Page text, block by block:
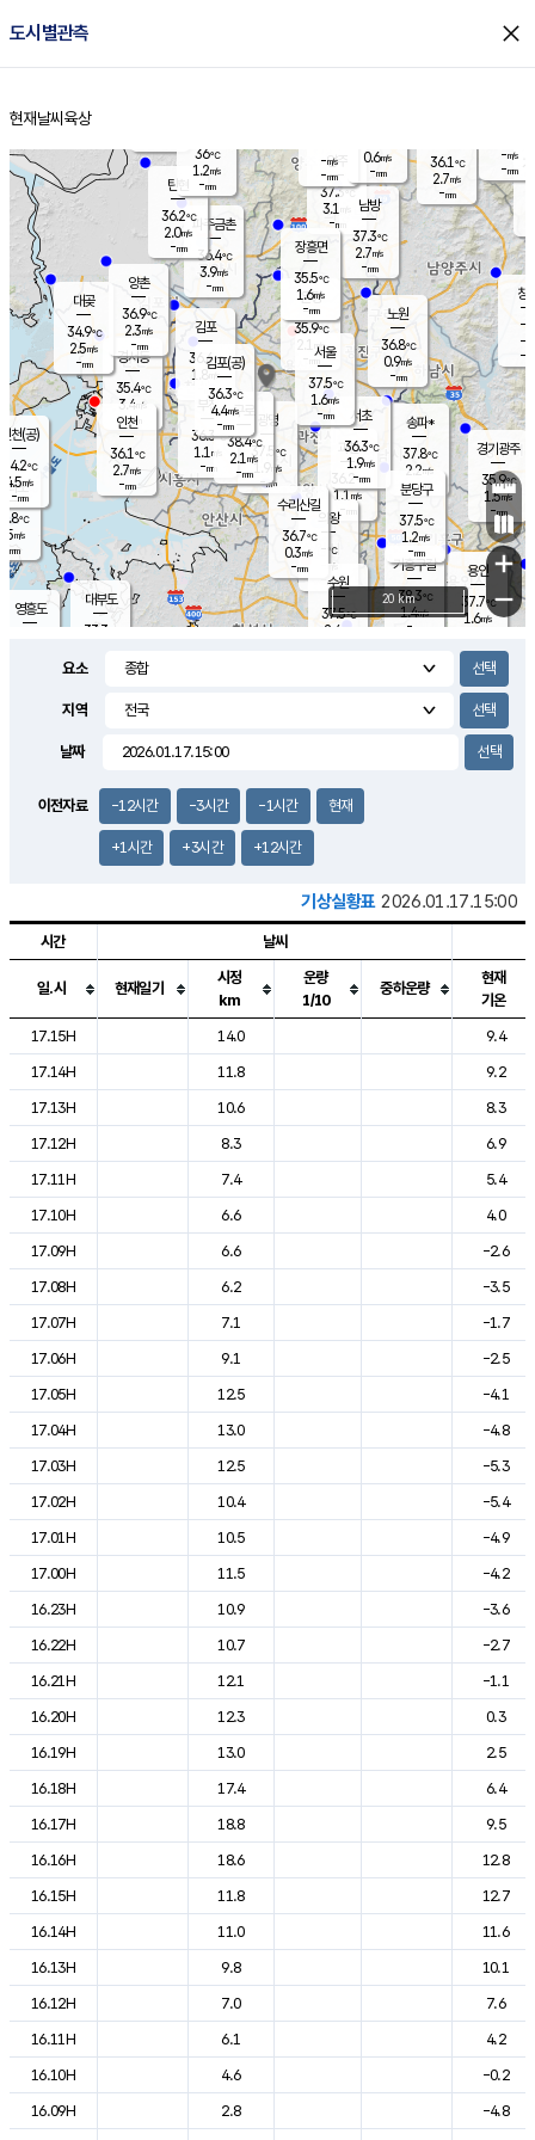
도시별관측 close
홈
현재날씨 육상
의도
℃
m/s
mm
영흥도
양주
37.3℃
3.1
-mm
과천
36.2℃
1.1m/s
- mm
용인
37.7℃
1.6m/s
경기광주
35.9℃
1.5m/s
-mm
3.5m/s
대부도
33.3
경서동
35.4℃
3.4 m/s
-mm
파주금촌
36.4℃
3.9m/s
-mm
36.1℃
2.7m/s
-mm
대곶
34.9℃
2.5m/s
-mm
창
-
-m/
-
탄현
36.2℃
2.0m/s
-mm
-m/s
-mm
의왕
- ℃
m/s
mm
김포
36.6℃
1.8 m/s
mm
광명
37.5 ℃
1.9 m/s
-mm
부천
36.3℃
1.1 m/s
-mm
양촌
36.9℃
2.3m/s
-mm
구로
38.4℃
2.1 m/s
-mm
은평
35.9℃
2.1 m/s
- mm
노원
36.8℃
0.9m/s
-mm
송파*
37.8℃
2.2m/s
-mm
서초
36.3℃
1.9m/s
-mm
남방
37.3℃
2.7m/s
-mm
기흥구갈
38.3℃
1.4m/s
-
수리산길
36.7℃
0.3m/s
-mm
분당구
37.5℃
1.2m/s
-mm
장흥면
35.5℃
1.6m/s
-mm
-m/s
-mm
인천(공)
34.2℃
4.5m/s
-mm
김포(공)
36.3℃
4.4m/s
-mm
수원
37.5℃
2.4 m/s
인천
36.1℃
2.7m/s
-mm
서울
37.5℃
1.6m/s
-mm
36℃
1.2m/s
-mm
0.6m/s
-mm
+
−
20 km
요소
지역
날짜
이전자료 -12시간 -3시간 -1시간 현재
+1시간 +3시간 +12시간
기상실황표 2026.01.17.15:00
도시별 기상실황표로 지점, 날씨, 기온, 강수, 바람, 기압등을 안내한 표입
시간 날씨
일.시 현재일기
시정
km
운량
1/10
중하운량
현재
기온
17.15H
14.0
9.4
17.14H
11.8
9.2
17.13H
10.6
8.3
17.12H
8.3
6.9
17.11H
7.4
5.4
17.10H
6.6
4.0
17.09H
6.6
-2.6
17.08H
6.2
-3.5
17.07H
7.1
-1.7
17.06H
9.1
-2.5
17.05H
12.5
-4.1
17.04H
13.0
-4.8
17.03H
12.5
-5.3
17.02H
10.4
-5.4
17.01H
10.5
-4.9
17.00H
11.5
-4.2
16.23H
10.9
-3.6
16.22H
10.7
-2.7
16.21H
12.1
-1.1
16.20H
12.3
0.3
16.19H
13.0
2.5
16.18H
17.4
6.4
16.17H
18.8
9.5
16.16H
18.6
12.8
16.15H
11.8
12.7
16.14H
11.0
11.6
16.13H
9.8
10.1
16.12H
7.0
7.6
16.11H
6.1
4.2
16.10H
4.6
-0.2
16.09H
2.8
-4.8